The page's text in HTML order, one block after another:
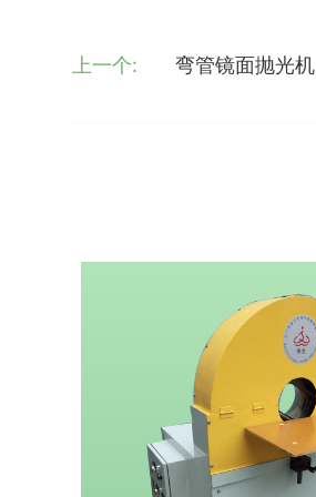
上一个: 弯管镜面抛光机